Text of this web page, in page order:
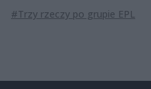
#Trzy rzeczy po grupie EPL